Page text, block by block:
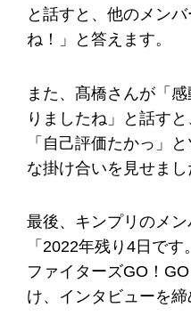
と話すと、他のメン
ね！」と答えます。
また、髙橋さんが「
りましたね」と話す
「自己評価たかっ」
な掛け合いを見せまし
最後、キンプリのメ
「2022年残り4日で
ファイターズGO！
け、インタビューを締